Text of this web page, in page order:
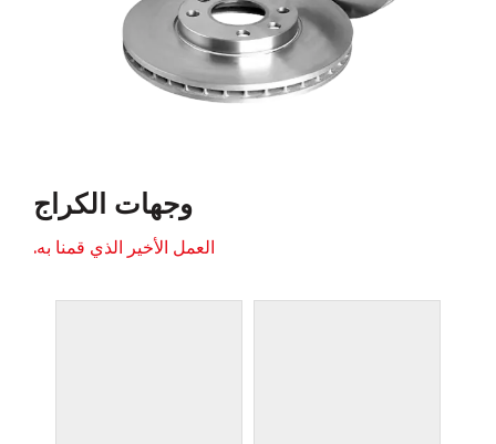
وجهات الكراج
العمل الأخير الذي قمنا به.